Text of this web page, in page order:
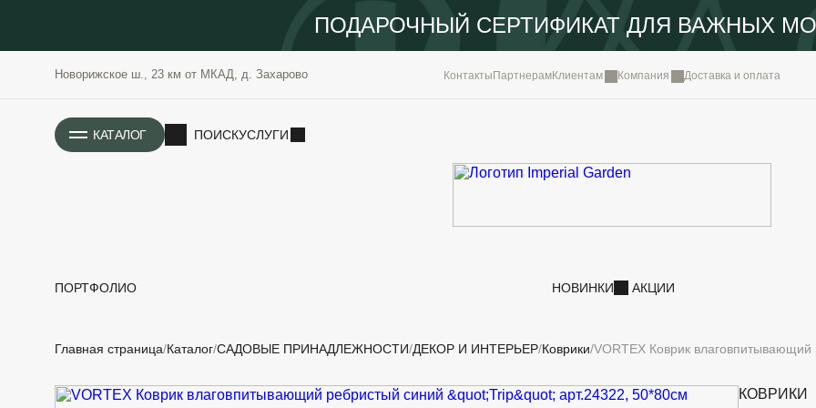
ПОДАРОЧНЫЙ СЕРТИФИКАТ ДЛЯ ВАЖНЫХ
Новорижское ш., 23 км от МКАД, д. Захарово Контакты ПартнерамКлиентам Компания Доставка и оплата
КАТАЛОГ ПОИСКУСЛУГИ
ПОРТФОЛИО НОВИНКИ АКЦИИ
РАСТЕНИЯ
ОЗЕЛЕНЕНИЕ
ИСТОРИЯ
Главная страница Каталог САДОВЫЕ ПРИНАДЛЕЖНОСТИ ДЕКОР И ИНТЕРЬЕР Коврики VORTEX Коврик
КОВРИКИ